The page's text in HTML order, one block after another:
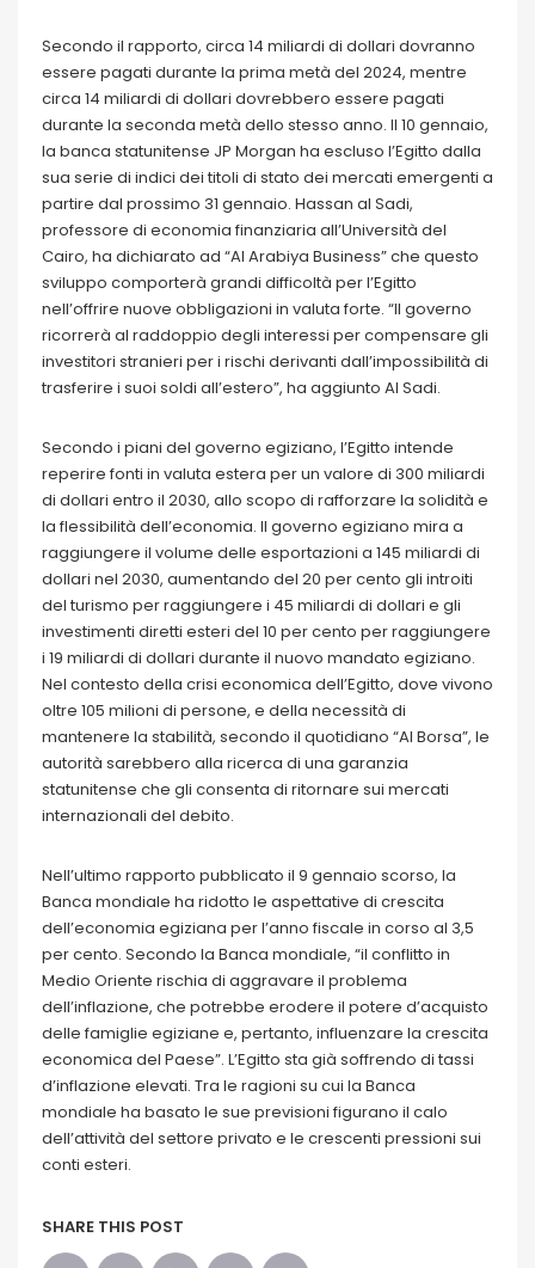
Secondo il rapporto, circa 14 miliardi di dollari dovranno
essere pagati durante la prima metà del 2024, mentre
circa 14 miliardi di dollari dovrebbero essere pagati
durante la seconda metà dello stesso anno. Il 10 gennaio,
la banca statunitense JP Morgan ha escluso l’Egitto dalla
sua serie di indici dei titoli di stato dei mercati emergenti a
partire dal prossimo 31 gennaio. Hassan al Sadi,
professore di economia finanziaria all’Università del
Cairo, ha dichiarato ad “Al Arabiya Business” che questo
sviluppo comporterà grandi difficoltà per l’Egitto
nell’offrire nuove obbligazioni in valuta forte. “Il governo
ricorrerà al raddoppio degli interessi per compensare gli
investitori stranieri per i rischi derivanti dall’impossibilità di
trasferire i suoi soldi all’estero”, ha aggiunto Al Sadi.
Secondo i piani del governo egiziano, l’Egitto intende
reperire fonti in valuta estera per un valore di 300 miliardi
di dollari entro il 2030, allo scopo di rafforzare la solidità e
la flessibilità dell’economia. Il governo egiziano mira a
raggiungere il volume delle esportazioni a 145 miliardi di
dollari nel 2030, aumentando del 20 per cento gli introiti
del turismo per raggiungere i 45 miliardi di dollari e gli
investimenti diretti esteri del 10 per cento per raggiungere
i 19 miliardi di dollari durante il nuovo mandato egiziano.
Nel contesto della crisi economica dell’Egitto, dove vivono
oltre 105 milioni di persone, e della necessità di
mantenere la stabilità, secondo il quotidiano “Al Borsa”, le
autorità sarebbero alla ricerca di una garanzia
statunitense che gli consenta di ritornare sui mercati
internazionali del debito.
Nell’ultimo rapporto pubblicato il 9 gennaio scorso, la
Banca mondiale ha ridotto le aspettative di crescita
dell’economia egiziana per l’anno fiscale in corso al 3,5
per cento. Secondo la Banca mondiale, “il conflitto in
Medio Oriente rischia di aggravare il problema
dell’inflazione, che potrebbe erodere il potere d’acquisto
delle famiglie egiziane e, pertanto, influenzare la crescita
economica del Paese”. L’Egitto sta già soffrendo di tassi
d’inflazione elevati. Tra le ragioni su cui la Banca
mondiale ha basato le sue previsioni figurano il calo
dell’attività del settore privato e le crescenti pressioni sui
conti esteri.
SHARE THIS POST